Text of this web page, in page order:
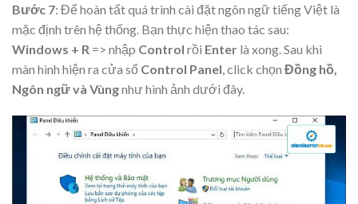
Bước 7: Để hoàn tất quá trình cài đặt ngôn ngữ tiếng Việt là
mặc định trên hệ thống. Bạn thực hiện thao tác sau:
Windows + R => nhập Control rồi Enter là xong. Sau khi
màn hình hiện ra cửa sổ Control Panel, click chọn Đồng hồ,
Ngôn ngữ và Vùngnhư hình ảnh dưới đây.